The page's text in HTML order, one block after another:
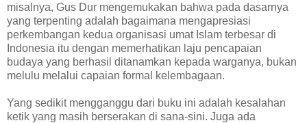
misalnya, Gus Dur mengemukakan bahwa pada dasarnya
yang terpenting adalah bagaimana mengapresiasi
perkembangan kedua organisasi umat Islam terbesar di
Indonesia itu dengan memerhatikan laju pencapaian
budaya yang berhasil ditanamkan kepada warganya, bukan
melulu melalui capaian formal kelembagaan.
Yang sedikit mengganggu dari buku ini adalah kesalahan
ketik yang masih berserakan di sana-sini. Juga ada